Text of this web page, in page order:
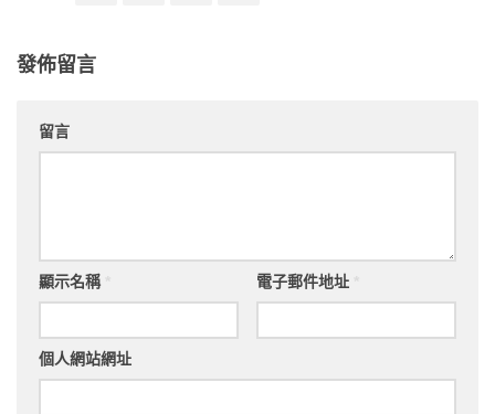
發佈留言
留言
顯示名稱 電子郵件地址
個人網站網址